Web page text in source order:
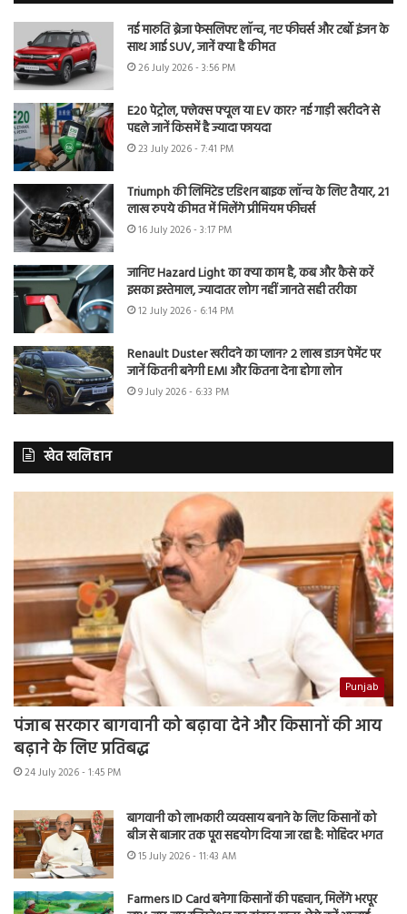
नई मारुति ब्रेजा फेसलिफ्ट लॉन्च, नए फीचर्स और टर्बो इंजन के
साथ आई SUV, जानें क्या है कीमत
26 July 2026 - 3:56 PM
E20 पेट्रोल, फ्लेक्स फ्यूल या EV कार? नई गाड़ी खरीदने से
पहले जानें किसमें है ज्यादा फायदा
23 July 2026 - 7:41 PM
Triumph की लिमिटेड एडिशन बाइक लॉन्च के लिए तैयार, 21
लाख रुपये कीमत में मिलेंगे प्रीमियम फीचर्स
16 July 2026 - 3:17 PM
जानिए Hazard Light का क्या काम है, कब और कैसे करें
इसका इस्तेमाल, ज्यादातर लोग नहीं जानते सही तरीका
12 July 2026 - 6:14 PM
Renault Duster खरीदने का प्लान? 2 लाख डाउन पेमेंट पर
जानें कितनी बनेगी EMI और कितना देना होगा लोन
9 July 2026 - 6:33 PM
खेत खलिहान
Punjab
पंजाब सरकार बागवानी को बढ़ावा देने और किसानों की आय
बढ़ाने के लिए प्रतिबद्ध
24 July 2026 - 1:45 PM
बागवानी को लाभकारी व्यवसाय बनाने के लिए किसानों को
बीज से बाजार तक पूरा सहयोग दिया जा रहा है: मोहिंदर भगत
15 July 2026 - 11:43 AM
Farmers ID Card बनेगा किसानों की पहचान, मिलेंगे भरपूर